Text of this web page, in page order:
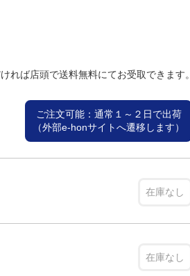
ば店頭で送料無料にてお受取できます。
ご注文可能：通常１～２日で出荷
（外部e-honサイトへ遷移します）
在庫なし
在庫なし